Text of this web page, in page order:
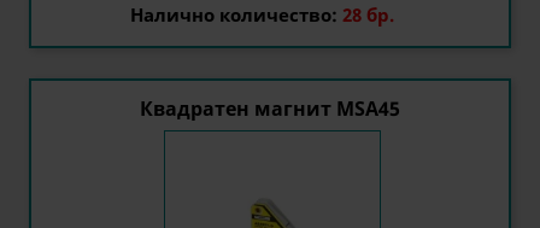
Налично количество: 28 бр.
Квадратен магнит MSA45